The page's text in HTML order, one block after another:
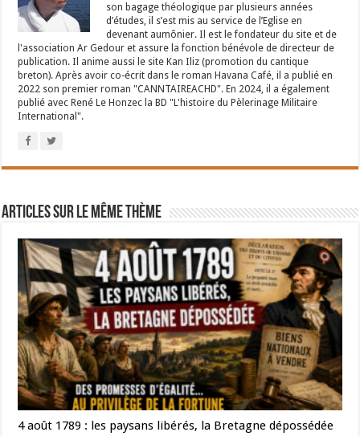
son bagage théologique par plusieurs années
d’études, il s’est mis au service de l’Eglise en
devenant aumônier. Il est le fondateur du site et de
l'association Ar Gedour et assure la fonction bénévole de directeur de
publication. Il anime aussi le site Kan Iliz (promotion du cantique
breton). Après avoir co-écrit dans le roman Havana Café, il a publié en
2022 son premier roman "CANNTAIREACHD". En 2024, il a également
publié avec René Le Honzec la BD "L'histoire du Pèlerinage Militaire
International".
Articles sur le même thème
4 août 1789 : les paysans libérés, la Bretagne dépossédée